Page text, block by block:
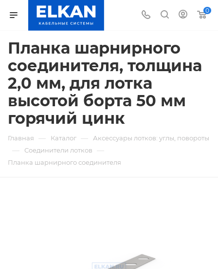
0
Планка шарнирного
соединителя, толщина
2,0 мм, для лотка
высотой борта 50 мм
горячий цинк
Главная — Каталог — Аксессуары лотков: углы, повороты
— Соединители лотков —
Планка шарнирного соединителя